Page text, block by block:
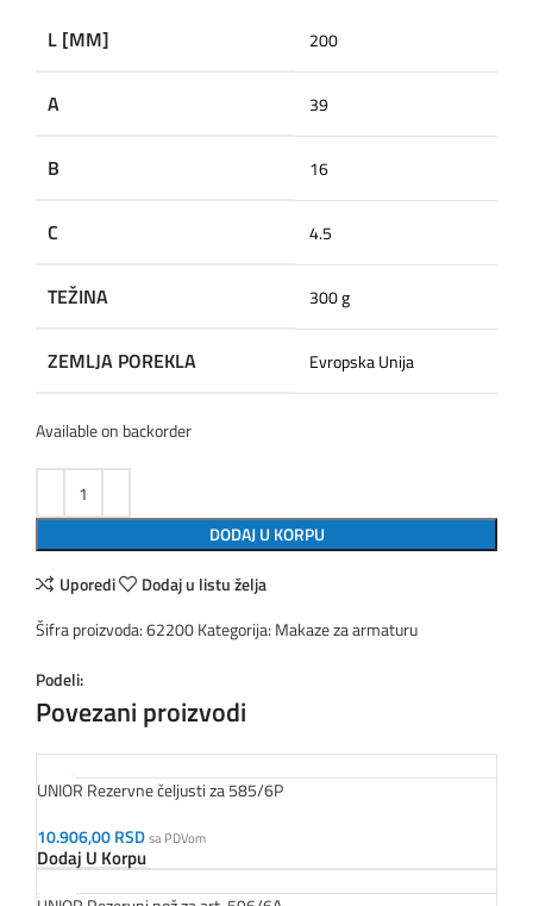
L [MM] 200
A 39
B 16
C 4.5
TEŽINA 300 g
ZEMLJA POREKLA Evropska Unija
Available on backorder
DODAJ U KORPU
Uporedi
Dodaj u listu želja
Šifra proizvoda:62200Kategorija: Makaze za armaturu
Podeli:
Povezani proizvodi
UNIOR Rezervne čeljusti za 585/6P
10.906,00RSDsa PDVom
Dodaj U Korpu